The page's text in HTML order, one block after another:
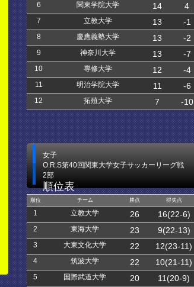
6 関東学院大学 14 4
7 立教大学 13 -1
8 慶應義塾大学 13 -2
9 神奈川大学 13 -7
10 専修大学 12 -4
11 明治学院大学 11 -6
12 拓殖大学 7 -10
女子
O.R.S第40回関東大学女子サッカーリーグ戦
2部
順位表
順位 チーム 勝点 得失点
1 立教大学 26 16(22-6)
2 東海大学 23 9(22-13)
3 大東文化大学 22 12(23-11)
4 筑波大学 22 10(21-11)
5 国際武道大学 20 11(20-9)